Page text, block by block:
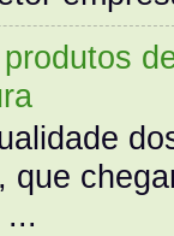
que